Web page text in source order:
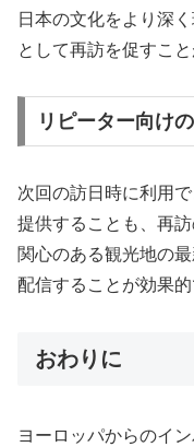
日本の文化をより深
として再訪を促すこと
リピーター向け
次回の訪日時に利用
提供することも、再
関心のある観光地の
配信することが効果的
おわりに
ヨーロッパからのイ